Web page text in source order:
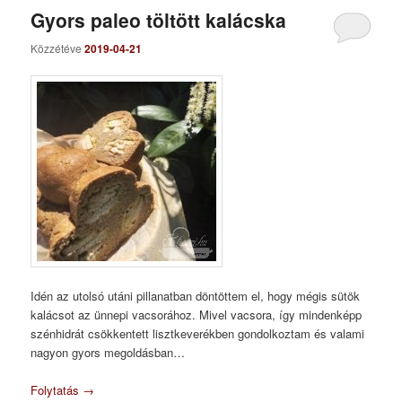
Gyors paleo töltött kalácska
Közzétéve2019-04-21
Idén az utolsó utáni pillanatban döntöttem el, hogy mégis sütök
kalácsot az ünnepi vacsorához. Mivel vacsora, így mindenképp
szénhidrát csökkentett lisztkeverékben gondolkoztam és valami
nagyon gyors megoldásban…
Folytatás →